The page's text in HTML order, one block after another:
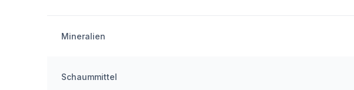
Mineralien
Schaummittel